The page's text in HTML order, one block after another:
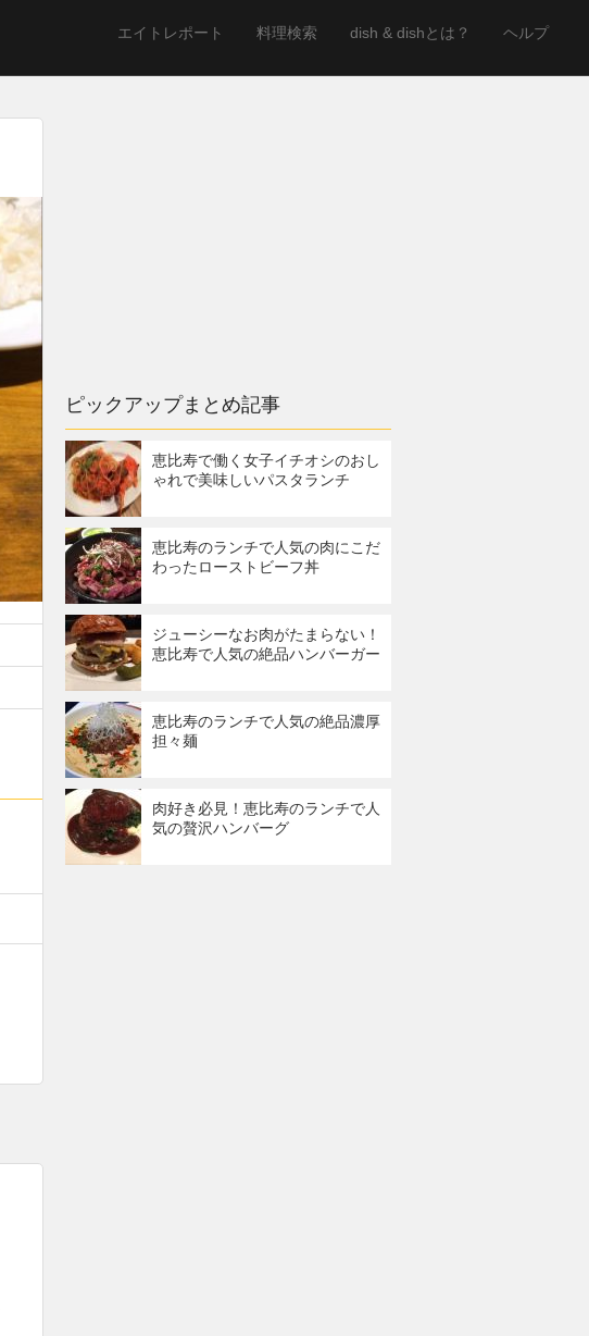
エイトレポート 料理検索 dish & dishとは？ ヘルプ
ピックアップまとめ記事
恵比寿で働く女子イチオシのおし
ゃれで美味しいパスタランチ
恵比寿のランチで人気の肉にこだ
わったローストビーフ丼
ジューシーなお肉がたまらない！
恵比寿で人気の絶品ハンバーガー
恵比寿のランチで人気の絶品濃厚
担々麺
肉好き必見！恵比寿のランチで人
気の贅沢ハンバーグ